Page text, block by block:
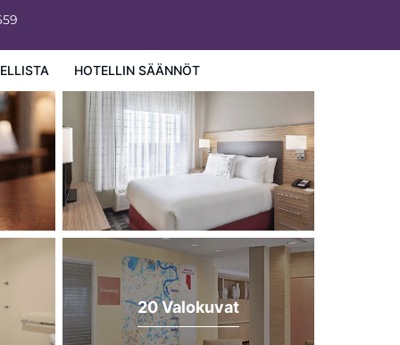
HOTELLIN SÄÄNNÖT
20 Valokuvat